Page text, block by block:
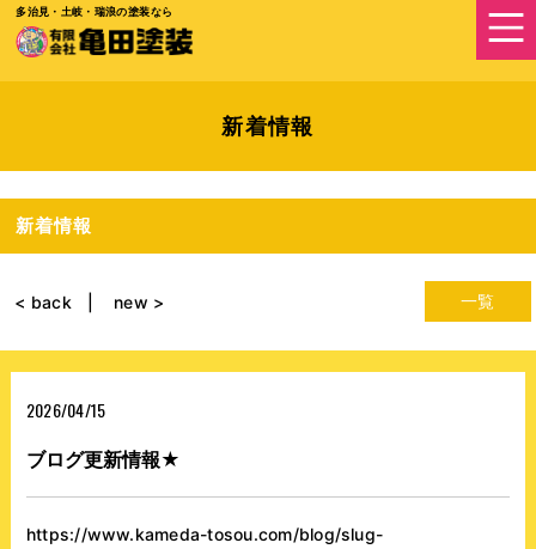
多治見・土岐・瑞浪の塗装なら
新着情報
新着情報
一覧
< back new >
2026/04/15
ブログ更新情報★
https://www.kameda-tosou.com/blog/slug-